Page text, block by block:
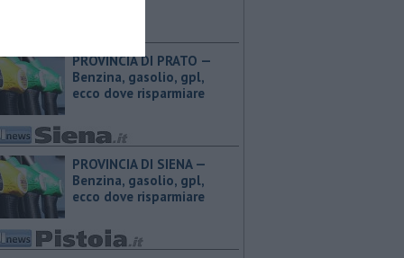
PROVINCIA DI PRATO — ​
Benzina, gasolio, gpl,
ecco dove risparmiare
PROVINCIA DI SIENA — ​
Benzina, gasolio, gpl,
ecco dove risparmiare